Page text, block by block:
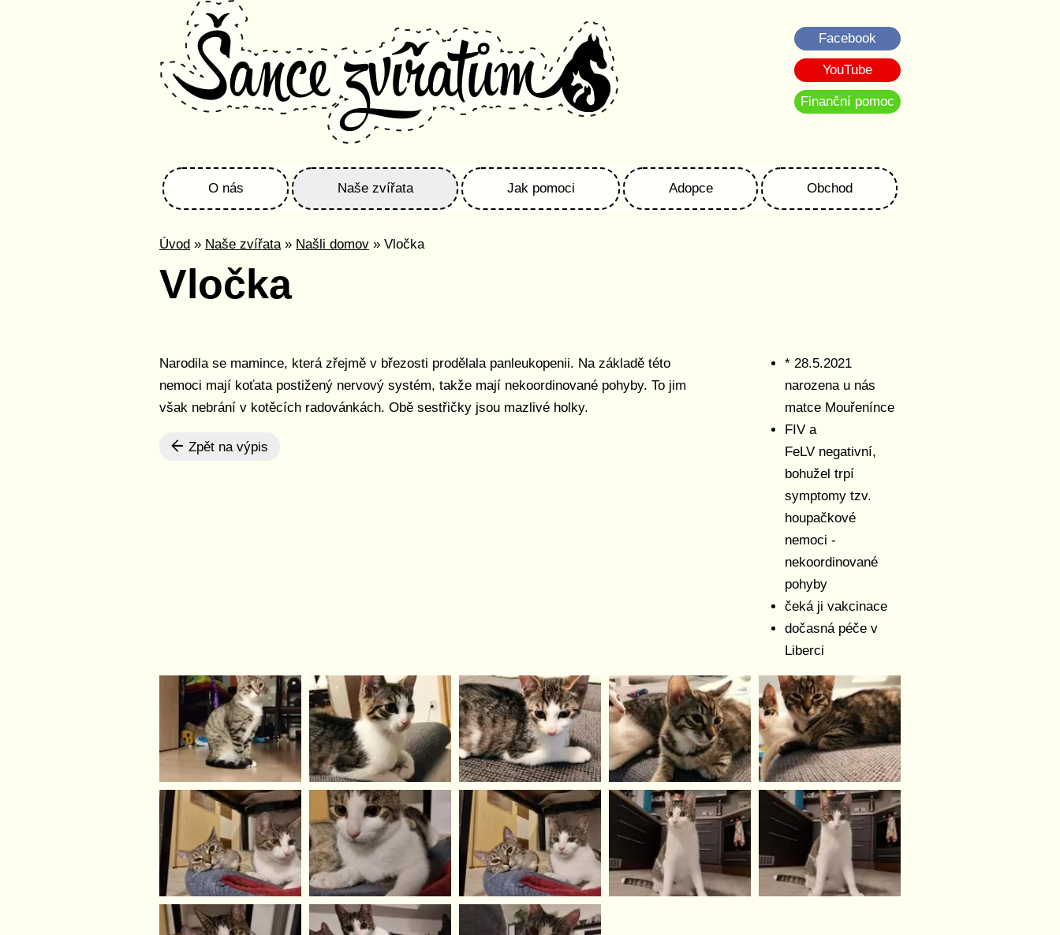
Facebook
YouTube
Finanční pomoc
O nás Naše zvířata Jak pomoci Adopce Obchod
Úvod » Naše zvířata» Našli domov » Vločka
Vločka
Narodila se mamince, která zřejmě v březosti prodělala panleukopenii. Na základě této
nemoci mají koťata postižený nervový systém, takže mají nekoordinované pohyby. To jim
však nebrání v kotěcích radovánkách. Obě sestřičky jsou mazlivé holky.
Zpět na výpis
* 28.5.2021
narozena u nás
matce Mouřenínce
FIV a
FeLV negativní,
bohužel trpí
symptomy tzv.
houpačkové
nemoci -
nekoordinované
pohyby
čeká ji vakcinace
dočasná péče v
Liberci